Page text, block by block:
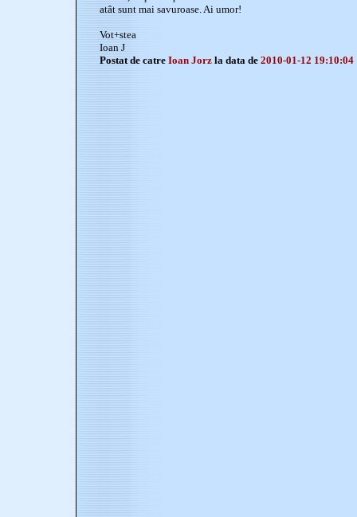
atât sunt mai savuroase. Ai umor!
Vot+stea
Ioan J
Postat de catre Ioan Jorz la data de 2010-01-12 19:10:04